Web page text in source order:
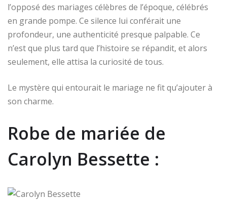
l’opposé des mariages célèbres de l’époque, célébrés
en grande pompe. Ce silence lui conférait une
profondeur, une authenticité presque palpable. Ce
n’est que plus tard que l’histoire se répandit, et alors
seulement, elle attisa la curiosité de tous.
Le mystère qui entourait le mariage ne fit qu’ajouter à
son charme.
Robe de mariée de
Carolyn Bessette :